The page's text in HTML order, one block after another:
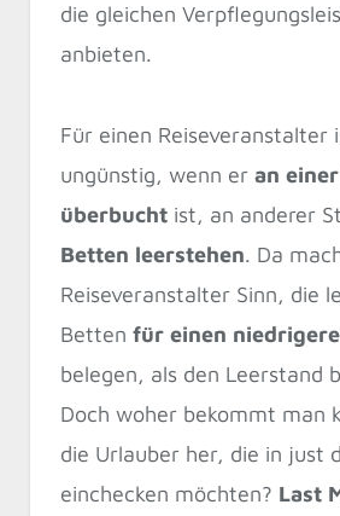
die gleichen
anbieten.
Für einen Reiseveranstalter
ungünstig, wenn er an
überbucht ist, an anderer
Betten leerstehen. Da
Reiseveranstalter Sinn, die
Betten für einen
belegen, als den Leerstand
Doch woher bekommt man
die Urlauber her, die in just
einchecken möchten? Last